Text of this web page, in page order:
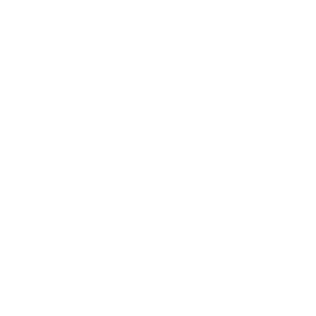
Frequentiebereik-3dB: 32 tot 28.000 Hz Frequentiebereik-6dB: 25 tot
3,1 Ω) Gevoeligheid: 90 dB Bi-wire: Ja Spikes Inbegrepen: Ja